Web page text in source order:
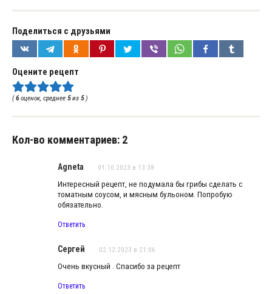
Поделиться с друзьями
Оцените рецепт
(6оценок, среднее 5из 5)
Кол-во комментариев: 2
Agneta 01.10.2023 в 13:38
Интересный рецепт, не подумала бы грибы сделать с
томатным соусом, и мясным бульоном. Попробую
обязательно.
Ответить
Сергей 02.12.2023 в 21:06
Очень вкусный . Спасибо за рецепт
Ответить